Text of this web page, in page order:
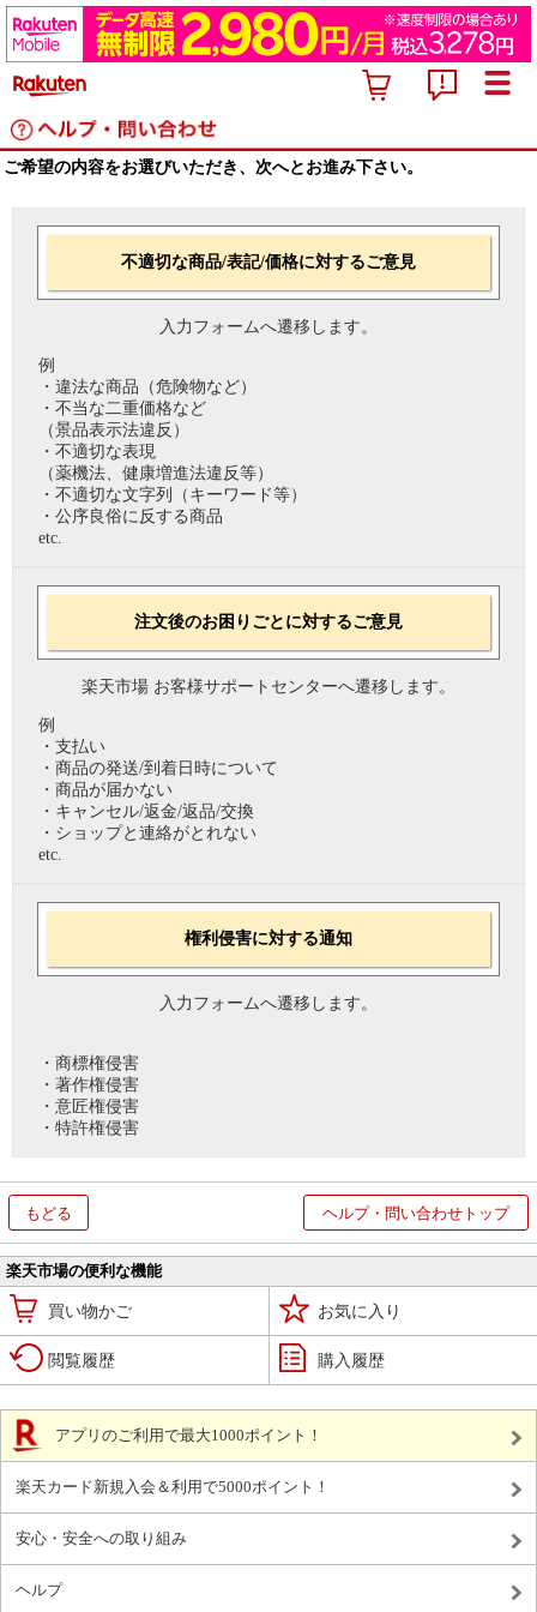
ご希望の内容をお選びいただき、次へとお進み下さい。
不適切な商品/表記/価格に対するご意見
入力フォームへ遷移します。
例
・違法な商品（危険物など）
・不当な二重価格など
（景品表示法違反）
・不適切な表現
（薬機法、健康増進法違反等）
・不適切な文字列（キーワード等）
・公序良俗に反する商品
etc.
注文後のお困りごとに対するご意見
楽天市場 お客様サポートセンターへ遷移します。
例
・支払い
・商品の発送/到着日時について
・商品が届かない
・キャンセル/返金/返品/交換
・ショップと連絡がとれない
etc.
権利侵害に対する通知
入力フォームへ遷移します。
・商標権侵害
・著作権侵害
・意匠権侵害
・特許権侵害
もどる ヘルプ・問い合わせトップ
楽天市場の便利な機能
買い物かご お気に入り
閲覧履歴 購入履歴
アプリのご利用で最大1000ポイント！
楽天カード新規入会＆利用で5000ポイント！
安心・安全への取り組み
ヘルプ